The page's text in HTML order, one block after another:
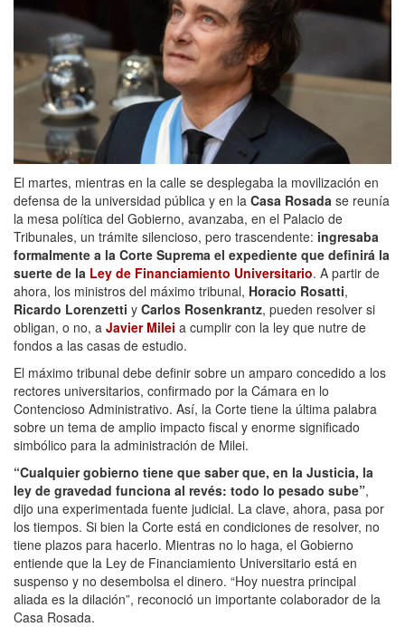
El martes, mientras en la calle se desplegaba la movilización en
defensa de la universidad pública y en la Casa Rosada se reunía
la mesa política del Gobierno, avanzaba, en el Palacio de
Tribunales, un trámite silencioso, pero trascendente: ingresaba
formalmente a la Corte Suprema el expediente que definirá la
suerte de la Ley de Financiamiento Universitario. A partir de
ahora, los ministros del máximo tribunal, Horacio Rosatti,
Ricardo Lorenzetti y Carlos Rosenkrantz, pueden resolver si
obligan, o no, a Javier Milei a cumplir con la ley que nutre de
fondos a las casas de estudio.
El máximo tribunal debe definir sobre un amparo concedido a los
rectores universitarios, confirmado por la Cámara en lo
Contencioso Administrativo. Así, la Corte tiene la última palabra
sobre un tema de amplio impacto fiscal y enorme significado
simbólico para la administración de Milei.
“Cualquier gobierno tiene que saber que, en la Justicia, la
ley de gravedad funciona al revés: todo lo pesado sube”,
dijo una experimentada fuente judicial. La clave, ahora, pasa por
los tiempos. Si bien la Corte está en condiciones de resolver, no
tiene plazos para hacerlo. Mientras no lo haga, el Gobierno
entiende que la Ley de Financiamiento Universitario está en
suspenso y no desembolsa el dinero. “Hoy nuestra principal
aliada es la dilación”, reconoció un importante colaborador de la
Casa Rosada.